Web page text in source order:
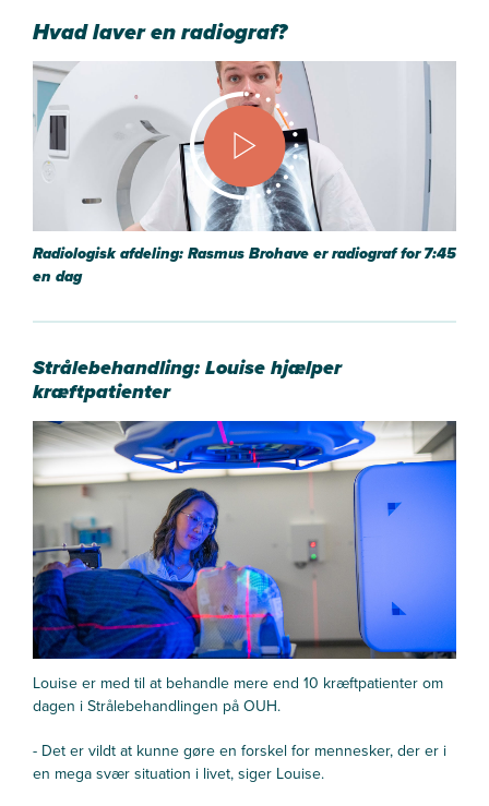
Hvad laver en radiograf?
Radiologisk afdeling: Rasmus Brohave er radiograf for
en dag
7:45
Strålebehandling: Louise hjælper
kræftpatienter
Louise er med til at behandle mere end 10 kræftpatienter om
dagen i Strålebehandlingen på OUH.
- Det er vildt at kunne gøre en forskel for mennesker, der er i
en mega svær situation i livet, siger Louise.